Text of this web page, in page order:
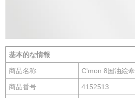
基本的な情報
商品名称 C'mon 8国油絵傘
商品番号 4152513